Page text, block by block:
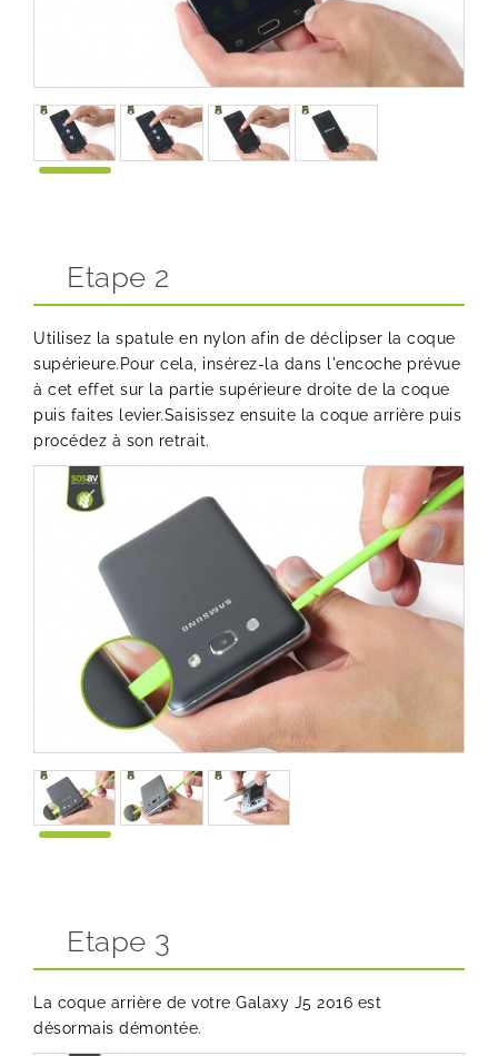
Etape 2
Utilisez la spatule en nylon afin de déclipser la coque
supérieure.Pour cela, insérez-la dans l'encoche prévue
à cet effet sur la partie supérieure droite de la coque
puis faites levier.Saisissez ensuite la coque arrière puis
procédez à son retrait.
Etape 3
La coque arrière de votre Galaxy J5 2016 est
désormais démontée.